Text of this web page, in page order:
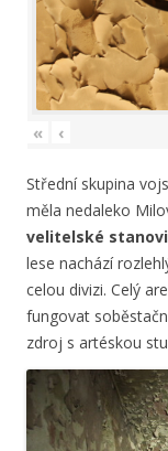
« ‹
Střední skupina
měla nedaleko
velitelské
lese nachází
celou divizi. Celý
fungovat
zdroj s artéskou